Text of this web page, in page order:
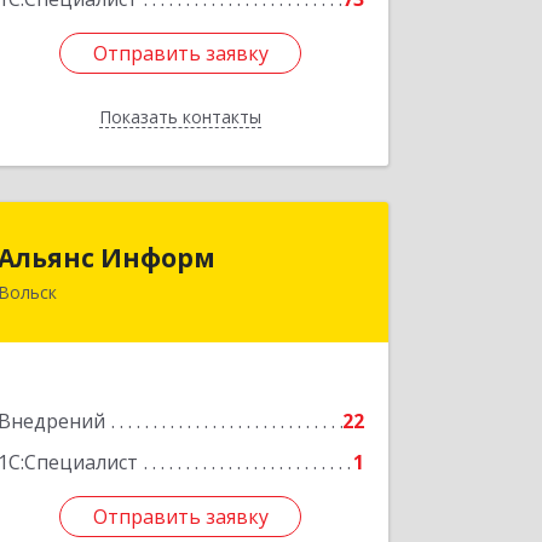
Отправить заявку
Показать контакты
Отправить заявку
Назад
Информ
Вольск
Внедрений
22
1С:Специалист
1
Отправить заявку
Альянс Информ
412906, Саратовская обл, Вольск г,
Отправить заявку